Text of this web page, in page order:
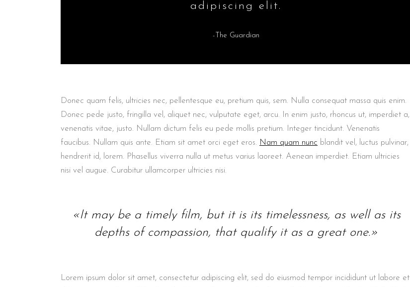
adipiscing elit.
-The Guardian
Donec quam felis, ultricies nec, pellentesque eu, pretium quis, sem. Nulla consequat massa quis enim.
Donec pede justo, fringilla vel, aliquet nec, vulputate eget, arcu. In enim justo, rhoncus ut, imperdiet a,
venenatis vitae, justo. Nullam dictum felis eu pede mollis pretium. Integer tincidunt. Venenatis
faucibus. Nullam quis ante. Etiam sit amet orci eget eros. Nam quam nunc blandit vel, luctus pulvinar,
hendrerit id, lorem. Phasellus viverra nulla ut metus varius laoreet. Aenean imperdiet. Etiam ultricies
nisi vel augue. Curabitur ullamcorper ultricies nisi.
«It may be a timely film, but it is its timelessness, as well as its
depths of compassion, that qualify it as a great one.»
Lorem ipsum dolor sit amet, consectetur adipiscing elit, sed do eiusmod tempor incididunt ut labore et